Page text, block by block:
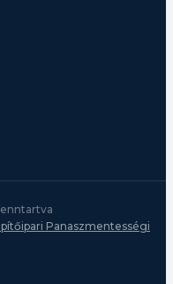
Panaszmentességi